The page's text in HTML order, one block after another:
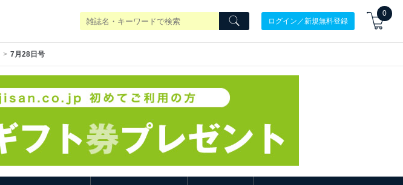
ログイン／新規無料登録
0
7月28日号